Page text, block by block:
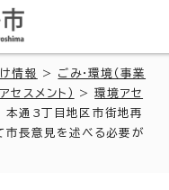
情報 > ごみ・環境（事業
セスメント） >環境アセ
本通3丁目地区市街地再
市長意見を述べる必要が